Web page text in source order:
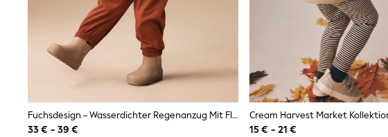
Shorts & Skirts
Coats & Jackets
Sweatshirts & Hoodies
Knitwear
Trousers & Leggings
Sets & Outfits
Nightwear & Pyjamas
Jumpsuits & Playsuits
Jeans
Fuchsdesign - Wasserdichter Regenanzug Mit Fleece-Futter (3 M.–7 J.)
33 € - 39 €
15 € - 21 €